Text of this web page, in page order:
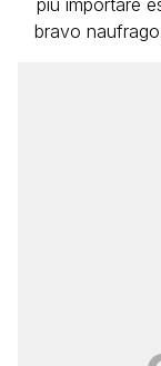
più importare
bravo